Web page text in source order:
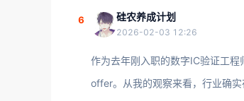
6 硅农养成计划
2026-02-03 12:26
作为去年刚入职的数字IC验证工
offer。从我的观察来看，行业确